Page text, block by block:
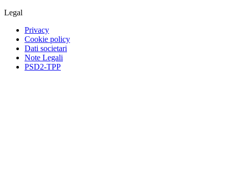
Legal
Privacy
Cookie policy
Dati societari
Note Legali
PSD2-TPP